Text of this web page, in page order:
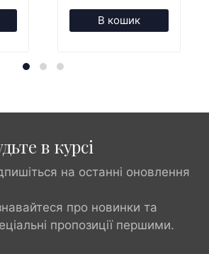
В кошик
в курсі
на останні оновлення
про новинки та
пропозиції першими.